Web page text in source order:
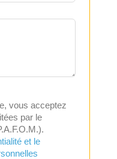
vous acceptez
par le
et le